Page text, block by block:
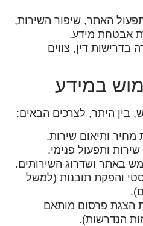
האתר, שיפור השירות,
אבטחת מידע.
בדרישות דין, צווים
בין היתר, לצרכים הבאים:
מחיר ותיאום שירות.
ותפעול פנימי.
באתר ושדרוג השירותים.
והפקת תובנות (למשל
הצגת פרסום מותאם
הנדרשות).